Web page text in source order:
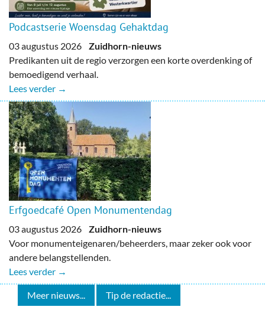
Podcastserie Woensdag Gehaktdag
03 augustus 2026 Zuidhorn-nieuws
Predikanten uit de regio verzorgen een korte overdenking of
bemoedigend verhaal.
Lees verder →
Erfgoedcafé Open Monumentendag
03 augustus 2026 Zuidhorn-nieuws
Voor monumenteigenaren/beheerders, maar zeker ook voor
andere belangstellenden.
Lees verder →
Meer nieuws... Tip de redactie...